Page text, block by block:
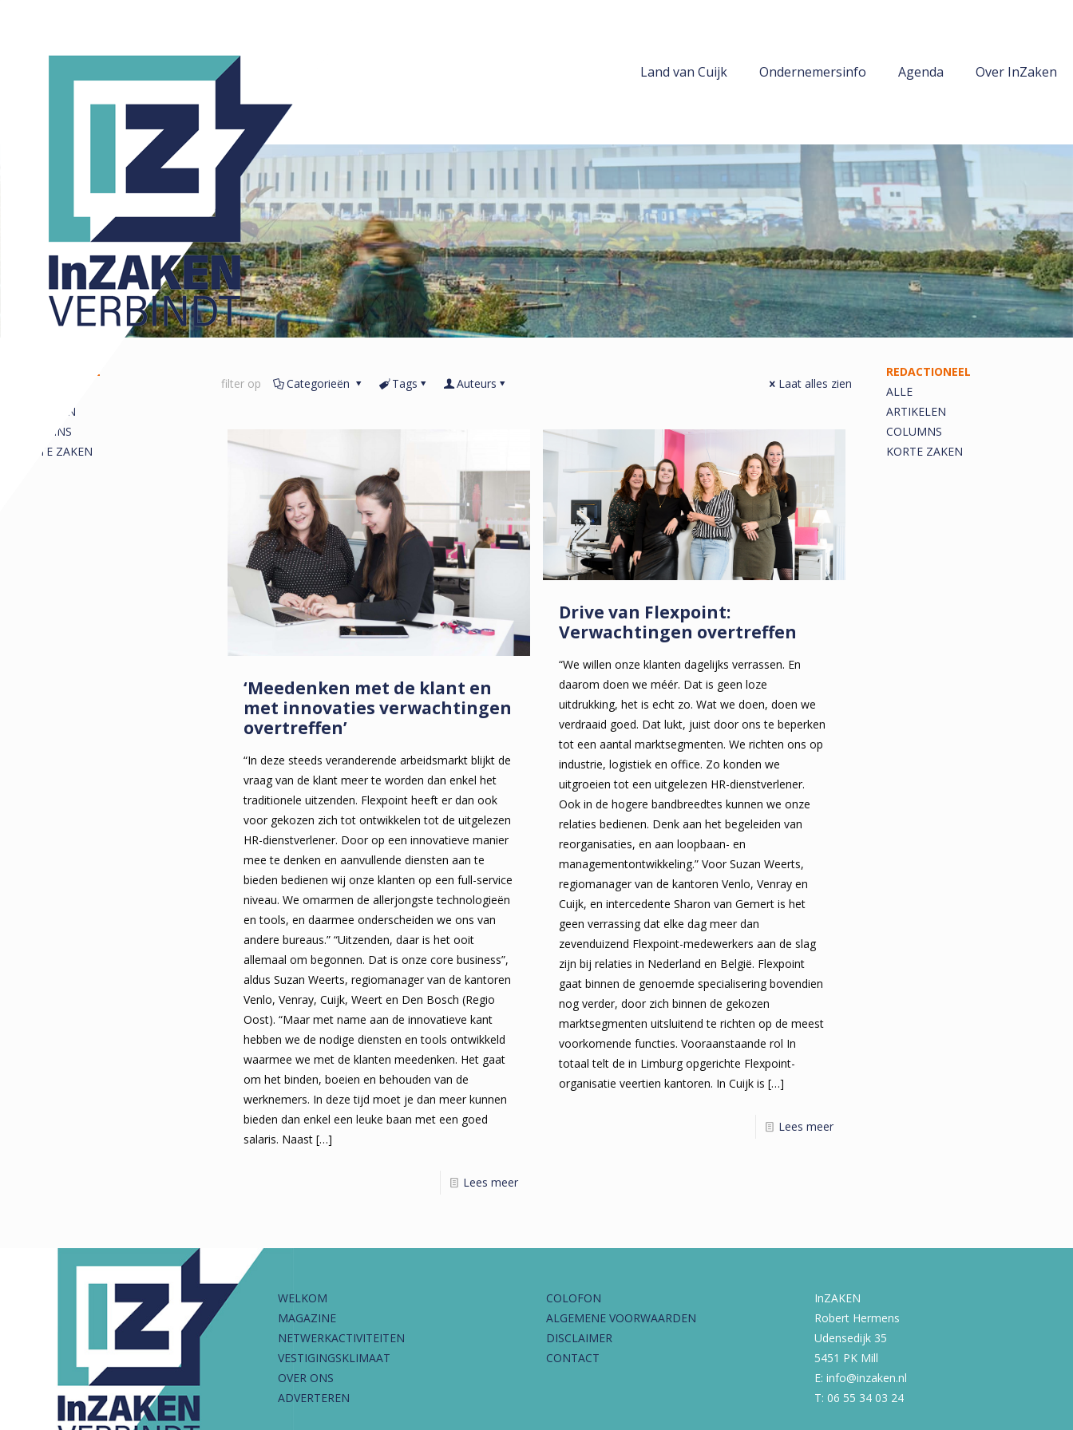
Land van Cuijk Ondernemersinfo Agenda Over InZaken
filter op Categorieën Tags Auteurs Laat alles zien
‘Meedenken met de klant en
met innovaties verwachtingen
overtreffen’
“In deze steeds veranderende arbeidsmarkt blijkt de
vraag van de klant meer te worden dan enkel het
traditionele uitzenden. Flexpoint heeft er dan ook
voor gekozen zich tot ontwikkelen tot de uitgelezen
HR-dienstverlener. Door op een innovatieve manier
mee te denken en aanvullende diensten aan te
bieden bedienen wij onze klanten op een full-service
niveau. We omarmen de allerjongste technologieën
en tools, en daarmee onderscheiden we ons van
andere bureaus.” “Uitzenden, daar is het ooit
allemaal om begonnen. Dat is onze core business”,
aldus Suzan Weerts, regiomanager van de kantoren
Venlo, Venray, Cuijk, Weert en Den Bosch (Regio
Oost). “Maar met name aan de innovatieve kant
hebben we de nodige diensten en tools ontwikkeld
waarmee we met de klanten meedenken. Het gaat
om het binden, boeien en behouden van de
werknemers. In deze tijd moet je dan meer kunnen
bieden dan enkel een leuke baan met een goed
salaris. Naast […]
Lees meer
Drive van Flexpoint:
Verwachtingen overtreffen
“We willen onze klanten dagelijks verrassen. En
daarom doen we méér. Dat is geen loze
uitdrukking, het is echt zo. Wat we doen, doen we
verdraaid goed. Dat lukt, juist door ons te beperken
tot een aantal marktsegmenten. We richten ons op
industrie, logistiek en office. Zo konden we
uitgroeien tot een uitgelezen HR-dienstverlener.
Ook in de hogere bandbreedtes kunnen we onze
relaties bedienen. Denk aan het begeleiden van
reorganisaties, en aan loopbaan- en
managementontwikkeling.” Voor Suzan Weerts,
regiomanager van de kantoren Venlo, Venray en
Cuijk, en intercedente Sharon van Gemert is het
geen verrassing dat elke dag meer dan
zevenduizend Flexpoint-medewerkers aan de slag
zijn bij relaties in Nederland en België. Flexpoint
gaat binnen de genoemde specialisering bovendien
nog verder, door zich binnen de gekozen
marktsegmenten uitsluitend te richten op de meest
voorkomende functies. Vooraanstaande rol In
totaal telt de in Limburg opgerichte Flexpoint-
organisatie veertien kantoren. In Cuijk is […]
Lees meer
REDACTIONEEL
ARTIKELEN
COLUMNS
KORTE ZAKEN
REDACTIONEEL
ALLE
ARTIKELEN
COLUMNS
KORTE ZAKEN
WELKOM
MAGAZINE
NETWERKACTIVITEITEN
VESTIGINGSKLIMAAT
OVER ONS
ADVERTEREN
COLOFON
ALGEMENE VOORWAARDEN
DISCLAIMER
CONTACT
InZAKEN
Robert Hermens
Udensedijk 35
5451 PK Mill
E: info@inzaken.nl
T: 06 55 34 03 24